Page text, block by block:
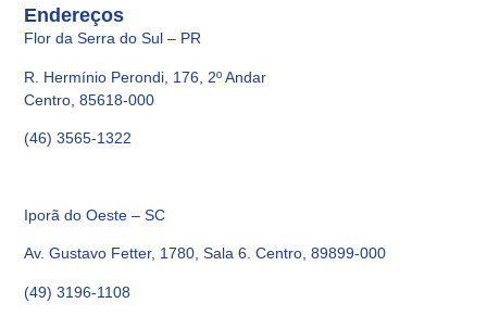
Endereços
Flor da Serra do Sul – PR
R. Hermínio Perondi, 176, 2º Andar
Centro, 85618-000
(46) 3565-1322
Iporã do Oeste – SC
Av. Gustavo Fetter, 1780, Sala 6. Centro, 89899-000
(49) 3196-1108